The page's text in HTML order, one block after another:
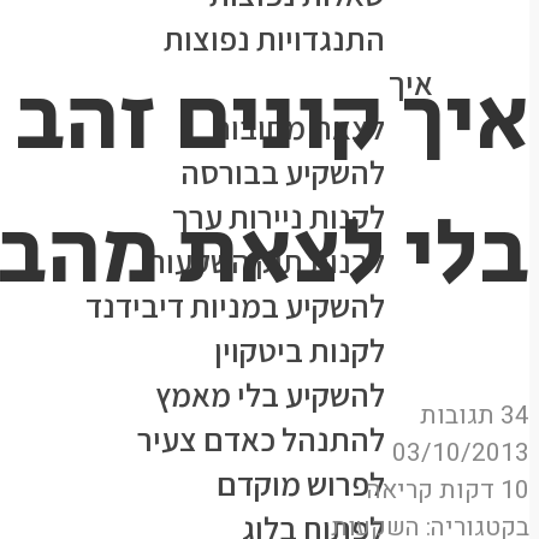
התנגדויות נפוצות
איך
לצאת מחובות
להשקיע בבורסה
לקנות ניירות ערך
לבנות תיק השקעות
להשקיע במניות דיבידנד
לקנות ביטקוין
להשקיע בלי מאמץ
להתנהל כאדם צעיר
לפרוש מוקדם
לפתוח בלוג
איך קונים
בלי לצאת
34 תגובות
03/10/2013
10 דקות קריאה
בקטגוריה: השקעות